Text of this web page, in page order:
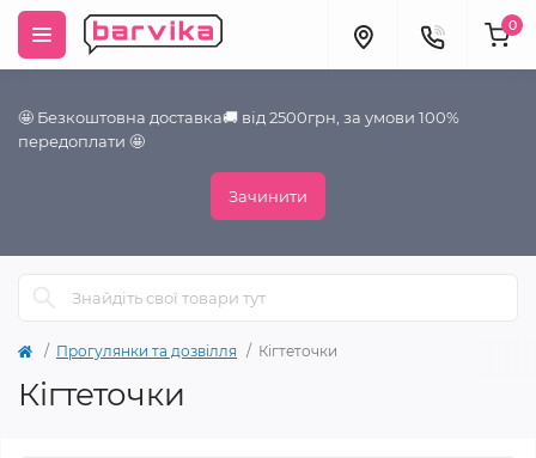
🤩 Безкоштовна доставка🚚 від 2500грн, за умови 100%
передоплати 🤩
Зачинити
0
Прогулянки та дозвілля Кігтеточки
Кігтеточки